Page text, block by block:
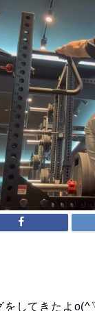
をしてきたよ